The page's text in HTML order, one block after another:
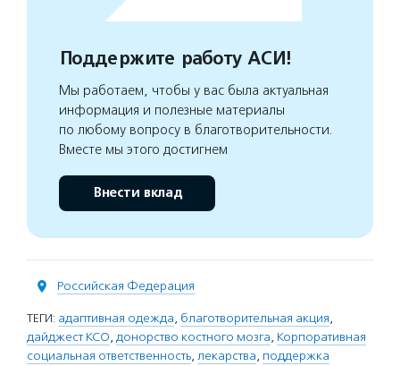
Поддержите работу АСИ!
Мы работаем, чтобы у вас была актуальная
информация и полезные материалы
по любому вопросу в благотворительности.
Вместе мы этого достигнем
Внести вклад
Российская Федерация
ТЕГИ: адаптивная одежда, благотворительная акция,
дайджест КСО, донорство костного мозга, Корпоративная
социальная ответственность, лекарства, поддержка